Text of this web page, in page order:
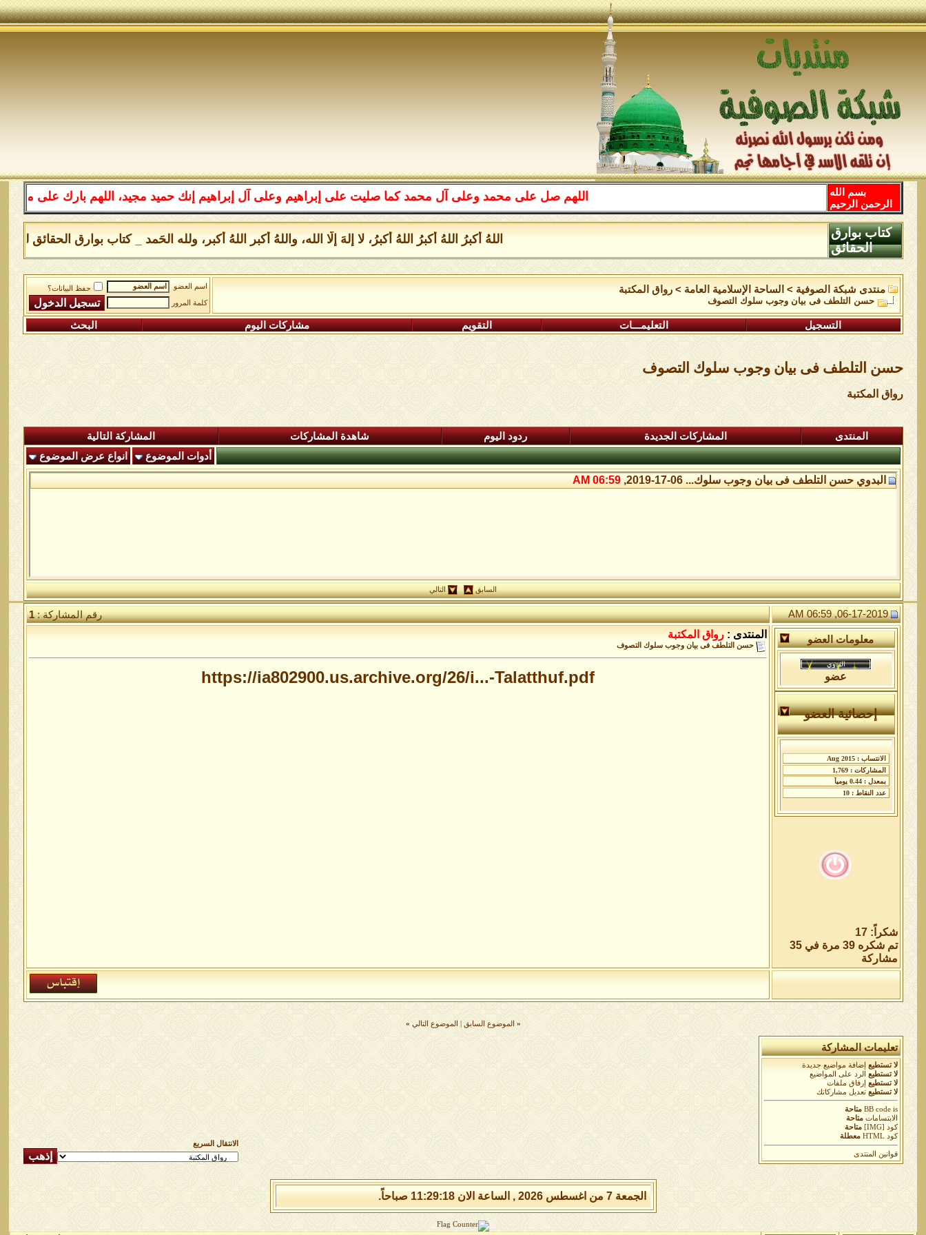
اللهم صل على محمد وعلى آل محمد كما صليت على إبراهيم وعلى آل إبراهيم إنك حميد مجيد، اللهم بارك على محمد
بسم الله
الرحمن الرحيم
اللهُ أكبرُ اللهُ أكبرُ اللهُ أكبرُ، لا إلهَ إلَّا الله، واللهُ أكبر اللهُ أكبر، ولله الحَمد _ كتاب بوارق الحقائق
كتاب بوارق
الحقائق
منتدى شبكة الصوفية > الساحة اﻹسلامية العامة >رواق المكتبة
حسن التلطف فى بيان وجوب سلوك التصوف
اسم العضو
حفظ البيانات؟
كلمة المرور
التسجيل التعليمـــات التقويم مشاركات اليوم البحث
حسن التلطف فى بيان وجوب سلوك التصوف
رواق المكتبة
المنتدى المشاركات الجديدة ردود اليوم شاهدة المشاركات
المشاركة التالية
أدوات الموضوع
انواع عرض الموضوع
البدوي حسن التلطف فى بيان وجوب سلوك...06-17-2019,
06:59 AM
السابق التالي
06-17-2019, 06:59 AM رقم المشاركة :1
معلومات العضو
عضو
إحصائية العضو
شكراً: 17
تم شكره 39 مرة في 35
مشاركة
المنتدى : رواق المكتبة
حسن التلطف فى بيان وجوب سلوك التصوف
https://ia802900.us.archive.org/26/i...-Talatthuf.pdf
« الموضوع السابق الموضوع التالي »
تعليمات المشاركة
لا تستطيع
إضافة مواضيع جديدة
لا تستطيع
الرد على المواضيع
لا تستطيع
إرفاق ملفات
لا تستطيع تعديل مشاركاتك
BB codeis
متاحة
الابتسامات متاحة
كود [IMG]
متاحة
كود HTML
معطلة
قوانين المنتدى
الانتقال السريع
الجمعة 7 من اغسطس 2026 , الساعة الان 11:29:18 صباحاً.